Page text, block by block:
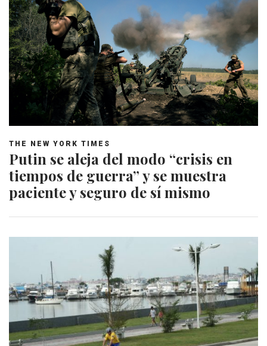
THE NEW YORK TIMES
Putin se aleja del modo “crisis en
tiempos de guerra” y se muestra
paciente y seguro de sí mismo